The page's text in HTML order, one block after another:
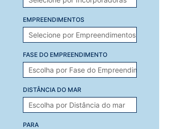
EMPREENDIMENTOS
FASE DO EMPREENDIMENTO
DISTÂNCIA DO MAR
PARA